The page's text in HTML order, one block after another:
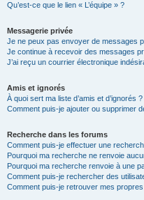
Qu’est-ce que le lien « L’équipe » ?
Messagerie privée
Je ne peux pas envoyer de messages
Je continue à recevoir des messages
J’ai reçu un courrier électronique
Amis et ignorés
À quoi sert ma liste d’amis et d’ignorés ?
Comment puis-je ajouter ou supprimer
Recherche dans les forums
Comment puis-je effectuer une
Pourquoi ma recherche ne renvoie
Pourquoi ma recherche renvoie à une
Comment puis-je rechercher des
Comment puis-je retrouver mes